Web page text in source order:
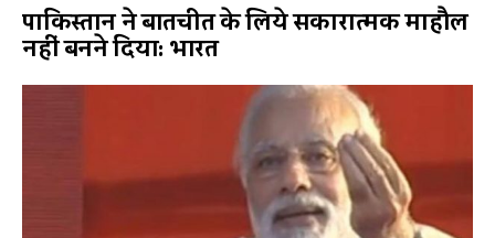
पाकिस्तान ने बातचीत के लिये सकारात्मक माहौल
नहीं बनने दिया: भारत